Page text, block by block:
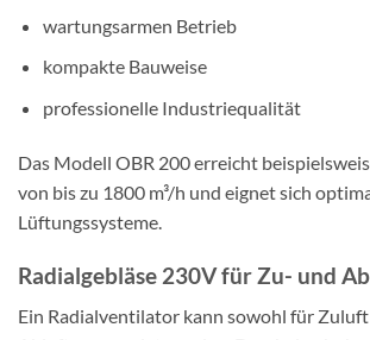
wartungsarmen Betrieb
kompakte Bauweise
professionelle Industriequalität
Das Modell OBR 200 erreicht
von bis zu 1800 m³/h und eignet sich
Lüftungssysteme.
Radialgebläse 230V für Zu- und
Ein Radialventilator kann sowohl für